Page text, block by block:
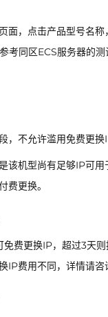
面，点击产品型号名称
考同区ECS服务器的测
，不允许滥用免费更换
该机型尚有足够IP可
费更换。
免费更换IP，超过3天
IP费用不同，详情请咨